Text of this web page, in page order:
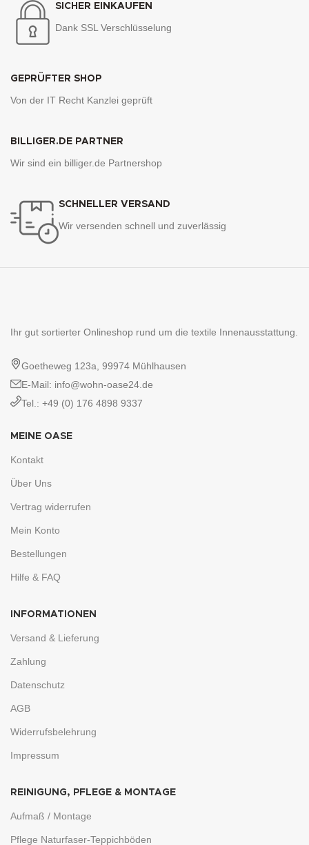
SICHER EINKAUFEN
Dank SSL Verschlüsselung
GEPRÜFTER SHOP
Von der IT Recht Kanzlei geprüft
BILLIGER.DE PARTNER
Wir sind ein billiger.de Partnershop
SCHNELLER VERSAND
Wir versenden schnell und zuverlässig
Ihr gut sortierter Onlineshop rund um die textile Innenausstattung.
Goetheweg 123a, 99974 Mühlhausen
E-Mail: info@wohn-oase24.de
Tel.: +49 (0) 176 4898 9337
MEINE OASE
Kontakt
Über Uns
Vertrag widerrufen
Mein Konto
Bestellungen
Hilfe & FAQ
INFORMATIONEN
Versand & Lieferung
Zahlung
Datenschutz
AGB
Widerrufsbelehrung
Impressum
REINIGUNG, PFLEGE & MONTAGE
Aufmaß / Montage
Pflege Naturfaser-Teppichböden